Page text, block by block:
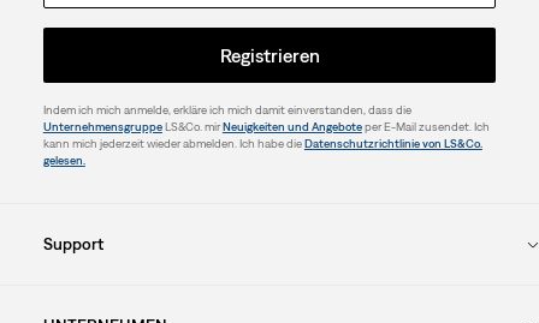
Registrieren
Indem ich mich anmelde, erkläre ich mich damit einverstanden, dass die
UnternehmensgruppeLS&Co. mir Neuigkeiten und Angeboteper E-Mail zusendet. Ich
kann mich jederzeit wieder abmelden. Ich habe die Datenschutzrichtlinie von LS&Co.
gelesen.
Support